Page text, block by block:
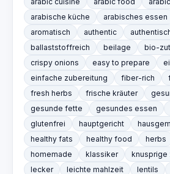
arabische küche
arabisches essen
aromatisch
authentic
ballaststoffreich
beilage bio-
crispy onions
easy to prepare
einfache zubereitung
fiber-rich
fresh herbs
frische kräuter
gesunde fette
gesundes essen
glutenfrei
hauptgericht
healthy fats
healthy food herbs
homemade
klassiker knusprige
lecker
leichte mahlzeit lentils